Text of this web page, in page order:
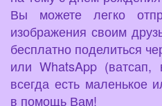
Вы можете легко
изображения своим
бесплатно поделиться
или WhatsApp (ватсап,
всегда есть маленькое
в помощь Вам!